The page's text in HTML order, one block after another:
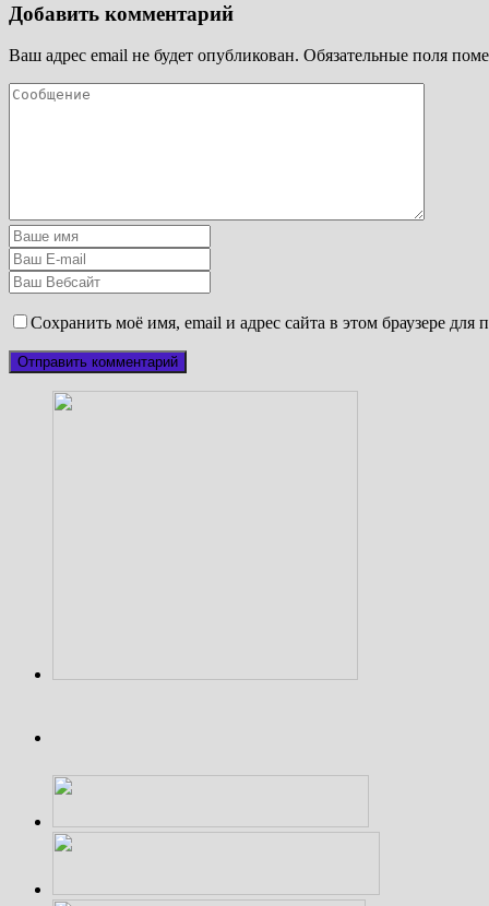
Добавить комментарий
Ваш адрес email не будет опубликован. Обязательные поля
Сохранить моё имя, email и адрес сайта в этом браузере